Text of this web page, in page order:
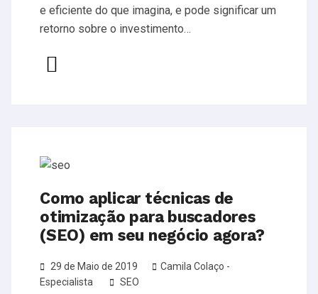
e eficiente do que imagina, e pode significar um
retorno sobre o investimento…
Como aplicar técnicas de
otimização para buscadores
(SEO) em seu negócio agora?
29 de Maio de 2019
Camila Colaço -
Especialista
SEO